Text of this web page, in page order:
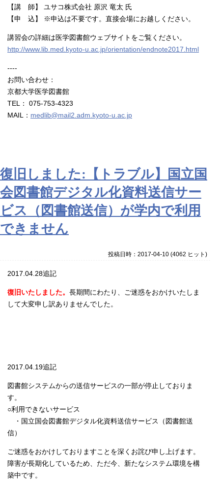
【講 師】 ユサコ株式会社 原沢 竜太 氏
【申 込】 ※申込は不要です。直接会場にお越しください。
講習会の詳細は医学図書館ウェブサイトをご覧ください。
http://www.lib.med.kyoto-u.ac.jp/orientation/endnote2017.html
----
お問い合わせ：
京都大学医学図書館
TEL： 075-753-4323
MAIL： medlib@mail2.adm.kyoto-u.ac.jp
復旧しました:【トラブル】国立国
会図書館デジタル化資料送信サー
ビス（図書館送信）が学内で利用
できません
投稿日時：2017-04-10(4062 ヒット )
2017.04.28追記
復旧いたしました。 長期間にわたり、ご迷惑をおかけいたしま
して大変申し訳ありませんでした。
2017.04.19追記
図書館システムからの送信サービスの一部が停止しておりま
す。
○利用できないサービス
・国立国会図書館デジタル化資料送信サービス（図書館送
信）
ご迷惑をおかけしておりますことを深くお詫び申し上げます。
障害が長期化しているため、ただ今、新たなシステム環境を構
築中です。